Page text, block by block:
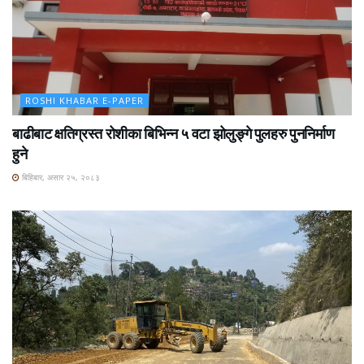
ROSHI KHABAR E-PAPER
बाढीबाट क्षतिग्रस्त रोशीका बिभिन्न ५ वटा झोलुङ्गे पुलहरु पुननिर्माण
हुने
बिहिबार, असार २५, २०८३